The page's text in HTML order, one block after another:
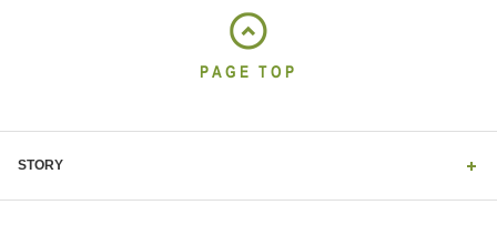
PAGE TOP
STORY